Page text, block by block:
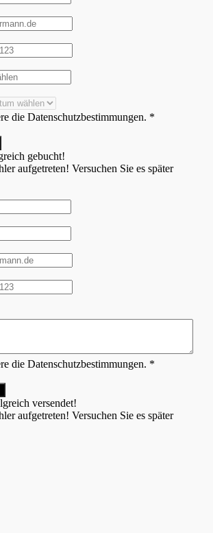
die Datenschutzbestimmungen. *
gebucht!
die Datenschutzbestimmungen. *
versendet!